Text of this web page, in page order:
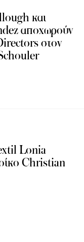
και
αποχωρούν
στον
Lonia
Christian